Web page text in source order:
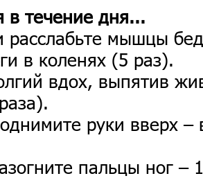
в течение дня...
расслабьте мышцы
в коленях (5 раз).
вдох, выпятив
руки вверх –
пальцы ног –